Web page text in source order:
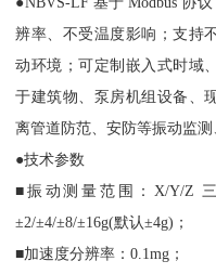
辨率、不受温度影响；支持
动环境；可定制嵌入式时域
于建筑物、泵房机组设备、
离管道防范、安防等振动监测
●技术参数
■振动测量范围：X/Y/Z
±2/±4/±8/±16g(默认±4g)；
■加速度分辨率：0.1mg；